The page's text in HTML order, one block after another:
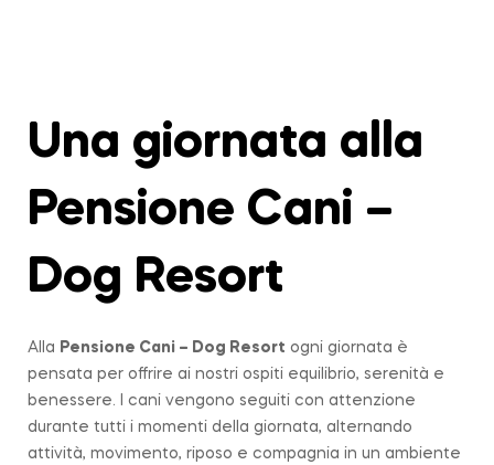
Una giornata alla
Pensione Cani –
Dog Resort
Alla Pensione Cani – Dog Resort ogni giornata è
pensata per offrire ai nostri ospiti equilibrio, serenità e
benessere. I cani vengono seguiti con attenzione
durante tutti i momenti della giornata, alternando
attività, movimento, riposo e compagnia in un ambiente